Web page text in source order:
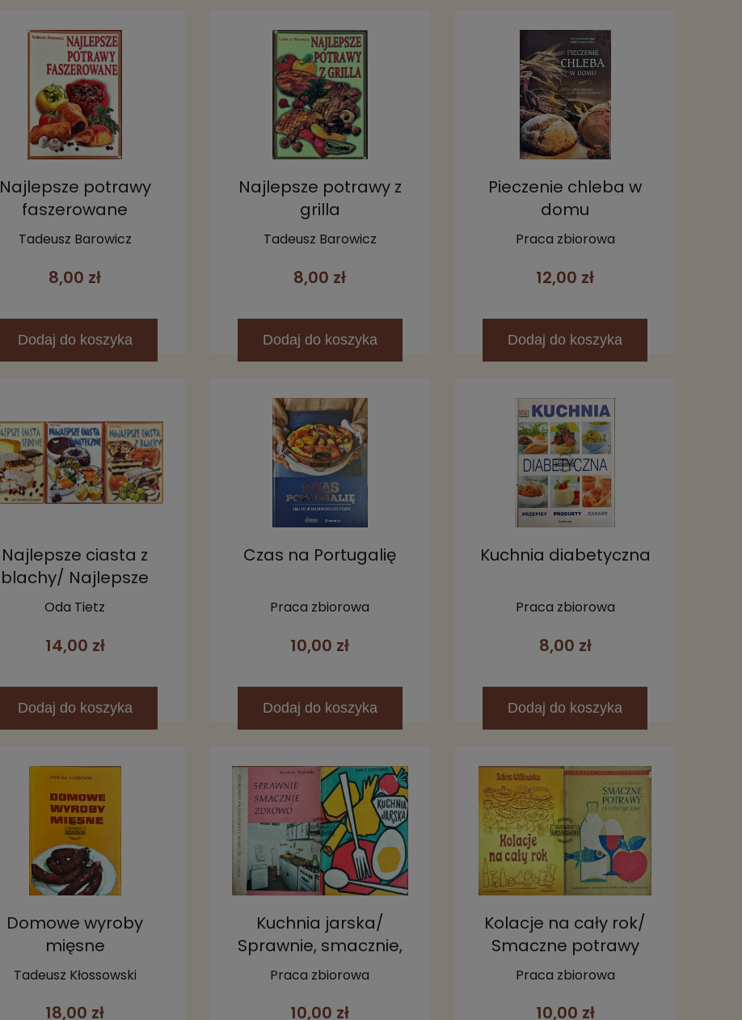
Najlepsze potrawy
faszerowane
Tadeusz Barowicz
8,00 zł
Dodaj do koszyka
Najlepsze potrawy z
grilla
Tadeusz Barowicz
8,00 zł
Dodaj do koszyka
Pieczenie chleba w
domu
Praca zbiorowa
12,00 zł
Dodaj do koszyka
Najlepsze ciasta z
blachy/ Najlepsze
ciasta świąteczne/
serowe
Oda Tietz
14,00 zł
Dodaj do koszyka
Czas na Portugalię
Praca zbiorowa
10,00 zł
Dodaj do koszyka
Kuchnia diabetyczna
Praca zbiorowa
8,00 zł
Dodaj do koszyka
Domowe wyroby
mięsne
Tadeusz Kłossowski
18,00 zł
Kuchnia jarska/
Sprawnie, smacznie,
zdrowo
Praca zbiorowa
10,00 zł
Kolacje na cały rok/
Smaczne potrawy
dietetyczne
Praca zbiorowa
10,00 zł